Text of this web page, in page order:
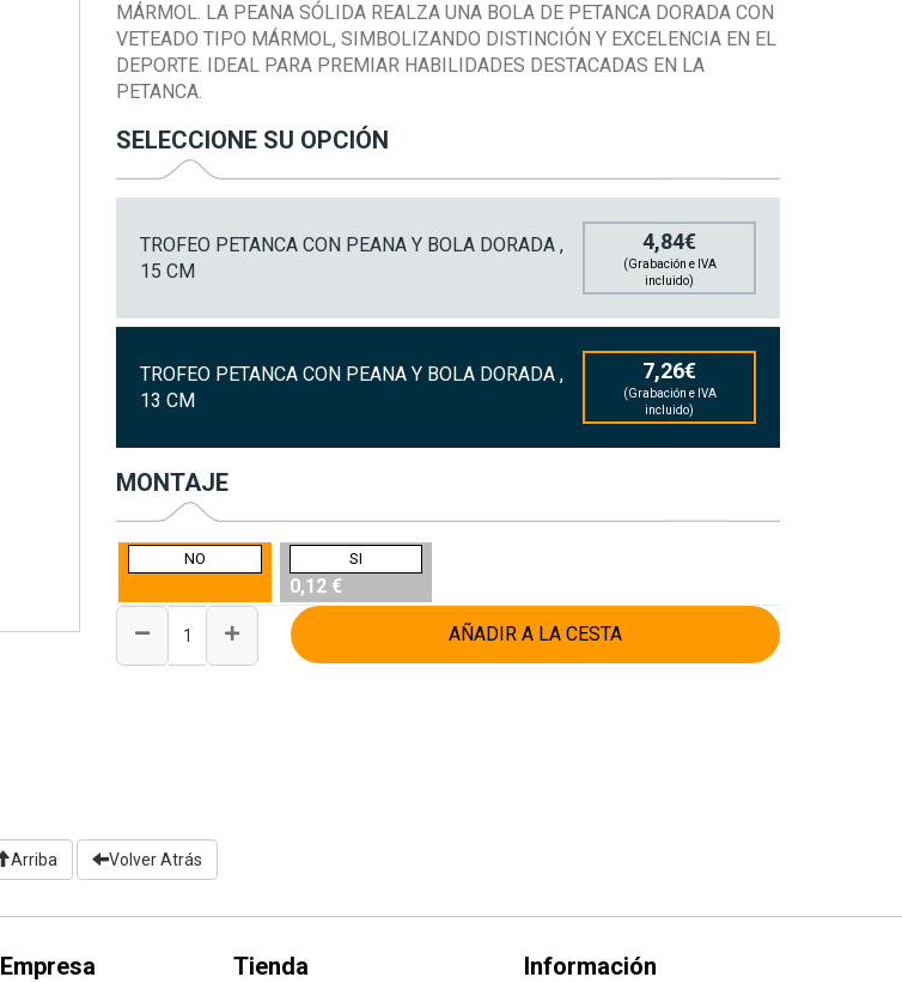
MÁRMOL. LA PEANA SÓLIDA REALZA UNA BOLA DE PETANCA DORADA CON
VETEADO TIPO MÁRMOL, SIMBOLIZANDO DISTINCIÓN Y EXCELENCIA EN EL
DEPORTE. IDEAL PARA PREMIAR HABILIDADES DESTACADAS EN LA
PETANCA.
SELECCIONE SU OPCIÓN
TROFEO PETANCA CON PEANA Y BOLA DORADA ,
15 CM
4,84€
(Grabación e IVA
incluido)
TROFEO PETANCA CON PEANA Y BOLA DORADA ,
13 CM
7,26€
(Grabación e IVA
incluido)
MONTAJE
NO SI
0,12 €
AÑADIR A LA CESTA
Arriba Volver Atrás
Empresa Tienda Información